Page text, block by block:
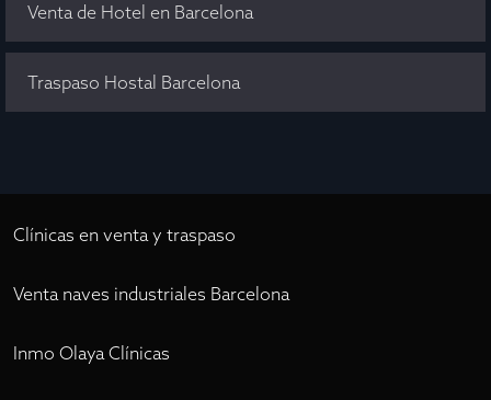
Venta de Hotel en Barcelona
Traspaso Hostal Barcelona
Clínicas en venta y traspaso
Venta naves industriales Barcelona
Inmo Olaya Clínicas